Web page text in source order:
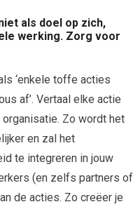
als doel op zich,
werking. Zorg voor
‘enkele toffe acties
af’. Vertaal elke actie
Zo wordt het
en zal het
te integreren in jouw
(en zelfs partners of
de acties. Zo creëer je